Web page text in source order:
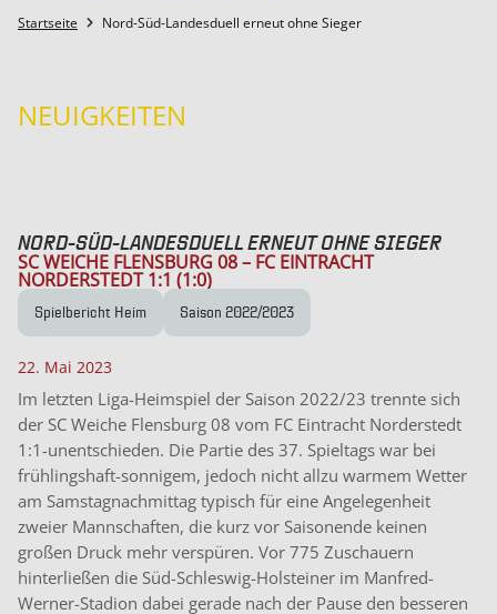
Startseite  Nord-Süd-Landesduell erneut ohne Sieger
NEUIGKEITEN
NORD-SÜD-LANDESDUELL ERNEUT OHNE SIEGER
SC WEICHE FLENSBURG 08 – FC EINTRACHT
NORDERSTEDT 1:1 (1:0)
Spielbericht Heim Saison 2022/2023
22. Mai 2023
Im letzten Liga-Heimspiel der Saison 2022/23 trennte sich
der SC Weiche Flensburg 08 vom FC Eintracht Norderstedt
1:1-unentschieden. Die Partie des 37. Spieltags war bei
frühlingshaft-sonnigem, jedoch nicht allzu warmem Wetter
am Samstagnachmittag typisch für eine Angelegenheit
zweier Mannschaften, die kurz vor Saisonende keinen
großen Druck mehr verspüren. Vor 775 Zuschauern
hinterließen die Süd-Schleswig-Holsteiner im Manfred-
Werner-Stadion dabei gerade nach der Pause den besseren